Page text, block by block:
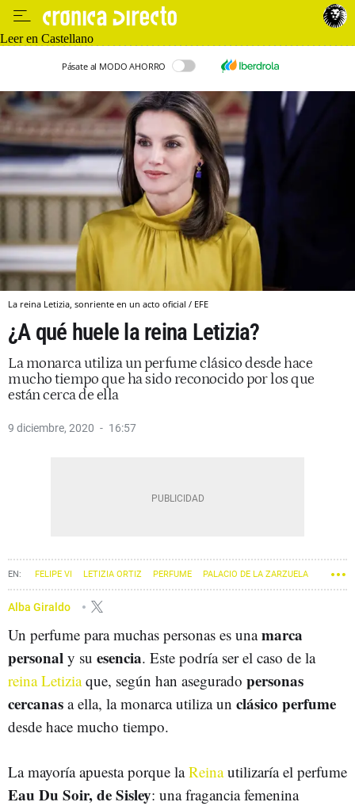
Leer en Castellano
Pásate al MODO AHORRO
La reina Letizia, sonriente en un acto oficial / EFE
¿A qué huele la reina Letizia?
La monarca utiliza un perfume clásico desde hace
mucho tiempo que ha sido reconocido por los que
están cerca de ella
9 diciembre, 2020 16:57
FELIPE VI LETIZIA ORTIZ PERFUME PALACIO DE LA ZARZUELA
Alba Giraldo
Un perfume para muchas personas es unamarca
personal y su esencia. Este podría ser el caso de la
reina Letiziaque, según han asegurado personas
cercanas a ella, la monarca utiliza un clásico perfume
desde hace mucho tiempo.
La mayoría apuesta porque laReinautilizaría el perfume
Eau Du Soir, de Sisley: una fragancia femenina